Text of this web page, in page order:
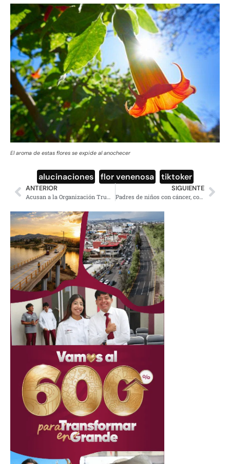
El aroma de estas flores se expide al anochecer
alucinaciones flor venenosa tiktoker
ANTERIOR SIGUIENTE
Padres de niños con cáncer, con el mismo domicilio del PRD